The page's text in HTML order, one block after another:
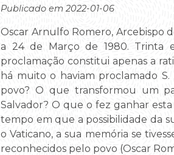
Publicado em 2022-01-06
Oscar Arnulfo Romero, Arcebispo
a 24 de Março de 1980. Trinta
proclamação constitui apenas a
há muito o haviam proclamado
povo? O que transformou um
Salvador? O que o fez ganhar
tempo em que a possibilidade da
o Vaticano, a sua memória se
reconhecidos pelo povo (Oscar